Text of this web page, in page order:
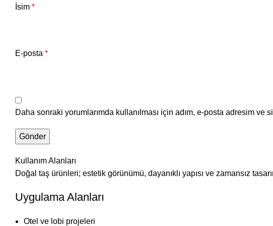
İsim *
E-posta *
Daha sonraki yorumlarımda kullanılması için adım, e-posta adresim ve
Kullanım Alanları
Doğal taş ürünleri; estetik görünümü, dayanıklı yapısı ve zamansız
Uygulama Alanları
Otel ve lobi projeleri